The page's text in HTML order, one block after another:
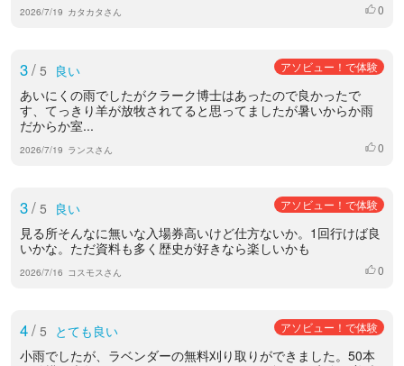
2026/7/19 カタカタさん いいね
0
3/ 5 良い アソビュー！で体験
あいにくの雨でしたがクラーク博士はあったので良かったで
す、てっきり羊が放牧されてると思ってましたが暑いからか雨
だからか室...
2026/7/19 ランスさん いいね
0
3/ 5 良い アソビュー！で体験
見る所そんなに無いな入場券高いけど仕方ないか。1回行けば良
いかな。ただ資料も多く歴史が好きなら楽しいかも
2026/7/16 コスモスさん いいね
0
4/ 5 とても良い アソビュー！で体験
小雨でしたが、ラベンダーの無料刈り取りができました。50本